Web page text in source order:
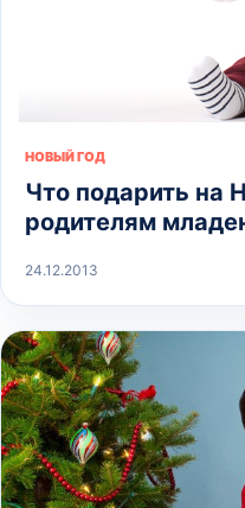
НОВЫЙ ГОД
Что подарить на
родителям
24.12.2013